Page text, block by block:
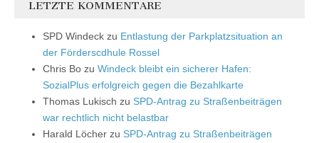
LETZTE KOMMENTARE
SPD Windeck zu Entlastung der Parkplatzsituation an
der Förderscdhule Rossel
Chris Bo zu Windeck bleibt ein sicherer Hafen:
SozialPlus erfolgreich gegen die Bezahlkarte
Thomas Lukisch zu SPD-Antrag zu Straßenbeiträgen
war rechtlich nicht belastbar
Harald Löcher zu SPD-Antrag zu Straßenbeiträgen